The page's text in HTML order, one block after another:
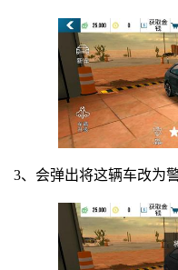
3、会弹出将这辆车改为